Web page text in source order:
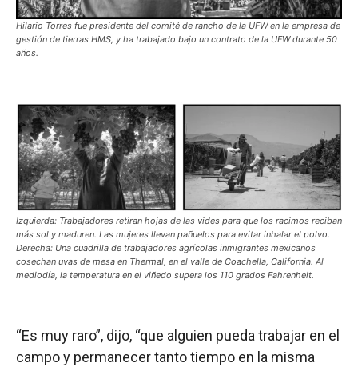
Hilario Torres fue presidente del comité de rancho de la UFW en la empresa de
gestión de tierras HMS, y ha trabajado bajo un contrato de la UFW durante 50
años.
Izquierda: Trabajadores retiran hojas de las vides para que los racimos reciban
más sol y maduren. Las mujeres llevan pañuelos para evitar inhalar el polvo.
Derecha: Una cuadrilla de trabajadores agrícolas inmigrantes mexicanos
cosechan uvas de mesa en Thermal, en el valle de Coachella, California. Al
mediodía, la temperatura en el viñedo supera los 110 grados Fahrenheit.
“Es muy raro”, dijo, “que alguien pueda trabajar en el
campo y permanecer tanto tiempo en la misma